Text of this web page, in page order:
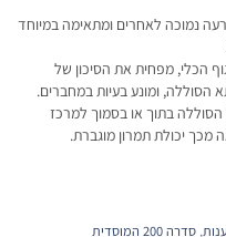
נמוכה לאחרים ומתאימה במיוחד
הכלי, מפחית את הסיכון של
הסוללה, ומונע בעיות במחברים.
בתוך או בסמוך למרכז
מכך יכולת תמרון מוגברת.
, סדרה 200 המוסדית